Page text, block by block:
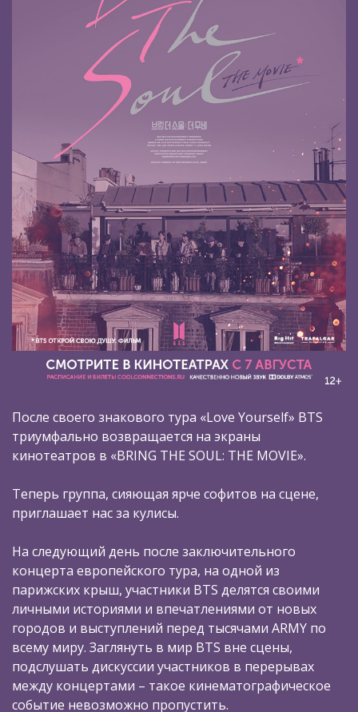
После своего знакового тура «Love Yourself» BTS
триумфально возвращается на экраны
кинотеатров в «BRING THE SOUL: THE MOVIE».
Теперь группа, сияющая ярче софитов на сцене,
приглашает нас за кулисы.
На следующий день после заключительного
концерта европейского тура, на одной из
парижских крыш, участники BTS делятся своими
личными историями и впечатлениями от новых
городов и выступлений перед тысячами ARMY по
всему миру. Заглянуть в мир BTS вне сцены,
подслушать дискуссии участников в перерывах
между концертами – такое кинематографическое
событие невозможно пропустить.